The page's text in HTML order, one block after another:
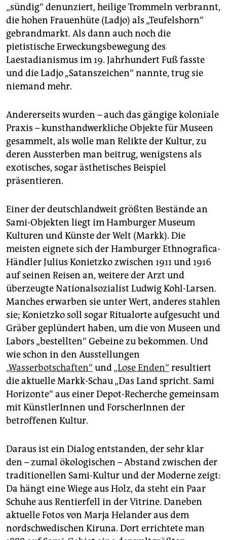
„sündig“ denunziert, heilige Trommeln verbrannt,
die hohen Frauenhüte (Ladjo) als „Teufelshorn“
gebrandmarkt. Als dann auch noch die
pietistische Erweckungsbewegung des
Laestadianismus im 19. Jahrhundert Fuß fasste
und die Ladjo „Satanszeichen“ nannte, trug sie
niemand mehr.
Andererseits wurden – auch das gängige koloniale
Praxis – kunsthandwerkliche Objekte für Museen
gesammelt, als wolle man Relikte der Kultur, zu
deren Aussterben man beitrug, wenigstens als
exotisches, sogar ästhetisches Beispiel
präsentieren.
Einer der deutschlandweit größten Bestände an
Sami-Objekten liegt im Hamburger Museum
Kulturen und Künste der Welt (Markk). Die
meisten eignete sich der Hamburger Ethnografica-
Händler Julius Konietzko zwischen 1911 und 1916
auf seinen Reisen an, weitere der Arzt und
überzeugte Nationalsozialist Ludwig Kohl-Larsen.
Manches erwarben sie unter Wert, anderes stahlen
sie; Konietzko soll sogar Ritualorte aufgesucht und
Gräber geplündert haben, um die von Museen und
Labors „bestellten“ Gebeine zu bekommen. Und
wie schon in den Ausstellungen
„Wasserbotschaften“ und„Lose Enden“ resultiert
die aktuelle Markk-Schau „Das Land spricht. Sami
Horizonte“ aus einer Depot-Recherche gemeinsam
mit KünstlerInnen und ForscherInnen der
betroffenen Kultur.
Daraus ist ein Dialog entstanden, der sehr klar
den – zumal ökologischen – Abstand zwischen der
traditionellen Sami-Kultur und der Moderne zeigt:
Da hängt eine Wiege aus Holz, da steht ein Paar
Schuhe aus Rentierfell in der Vitrine. Daneben
aktuelle Fotos von Marja Helander aus dem
nordschwedischen Kiruna. Dort errichtete man